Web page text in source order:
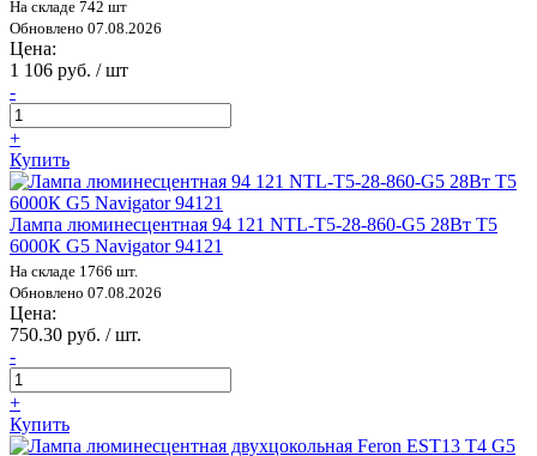
На складе 742 шт
Обновлено 07.08.2026
Цена:
1 106 руб. / шт
-
+
Купить
Лампа люминесцентная 94 121 NTL-T5-28-860-G5 28Вт T5
6000К G5 Navigator 94121
На складе 1766 шт.
Обновлено 07.08.2026
Цена:
750.30 руб. / шт.
-
+
Купить